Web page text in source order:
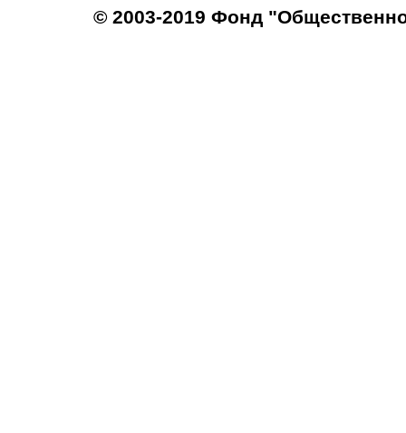
© 2003-2019 Фонд